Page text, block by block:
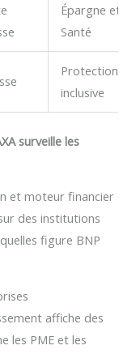
Épargne et
Santé
Protection
inclusive
surveille les
et moteur financier
des institutions
figure BNP
affiche des
les PME et les